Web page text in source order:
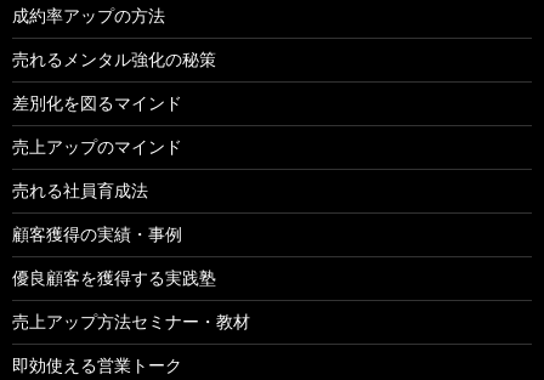
成約率アップの方法
売れるメンタル強化の秘策
差別化を図るマインド
売上アップのマインド
売れる社員育成法
顧客獲得の実績・事例
優良顧客を獲得する実践塾
売上アップ方法セミナー・教材
即効使える営業トーク